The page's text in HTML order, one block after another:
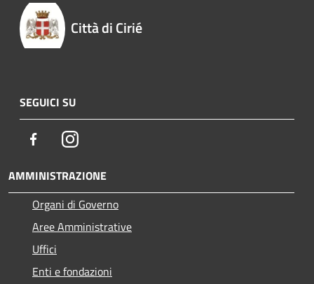
Città di Cirié
SEGUICI SU
FacebookInstagram
AMMINISTRAZIONE
Organi di Governo
Aree Amministrative
Uffici
Enti e fondazioni